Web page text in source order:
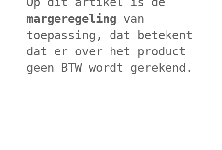
margeregeling van
toepassing, dat betekent
dat er over het product
geen BTW wordt gerekend.